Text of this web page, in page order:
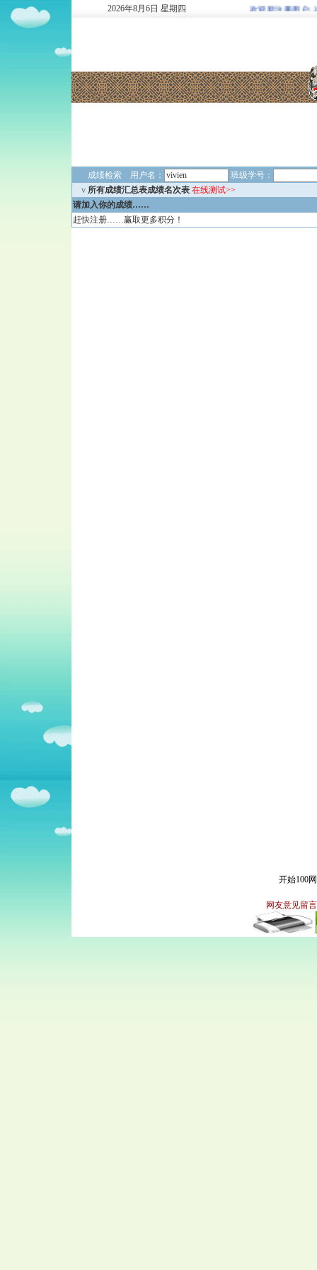
2026年8月 6日 星期四 欢迎新注册用户:
成绩检索 用户名：
班级学号：
v 所有成绩汇总表成绩名次表 在线测试>>
请加入你的成绩……
赶快注册……赢取更多积分！
开始100
网友意见留